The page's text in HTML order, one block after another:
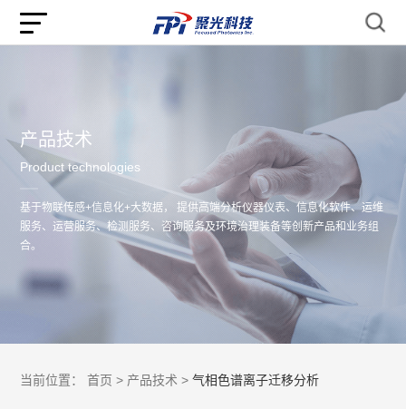
产品技术
Product technologies
基于物联传感+信息化+大数据， 提供高端分析仪器仪表、信息化软件、运维
服务、运营服务、检测服务、咨询服务及环境治理装备等创新产品和业务组
合。
当前位置： 首页 > 产品技术 > 气相色谱离子迁移分析